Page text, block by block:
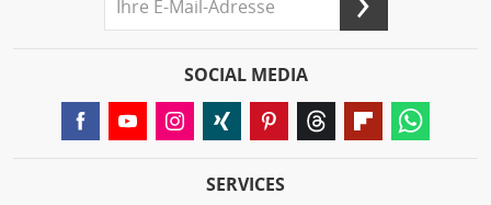
SOCIAL MEDIA
SERVICES